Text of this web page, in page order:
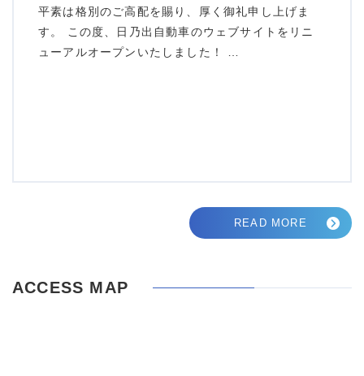
平素は格別のご高配を賜り、厚く御礼申し上げま
す。 この度、日乃出自動車のウェブサイトをリニ
ューアルオープンいたしました！ …
READ MORE
ACCESS MAP